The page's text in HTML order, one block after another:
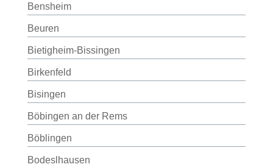
Bensheim
Beuren
Bietigheim-Bissingen
Birkenfeld
Bisingen
Böbingen an der Rems
Böblingen
Bodeslhausen